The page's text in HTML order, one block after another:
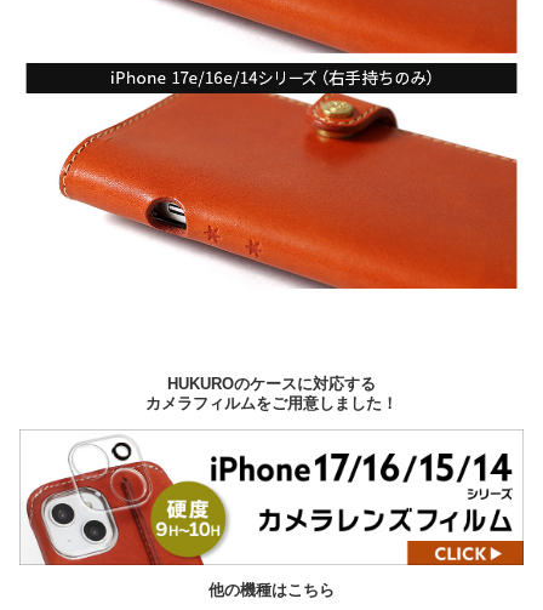
HUKUROのケースに対応する
カメラフィルムをご用意しました！
他の機種はこちら